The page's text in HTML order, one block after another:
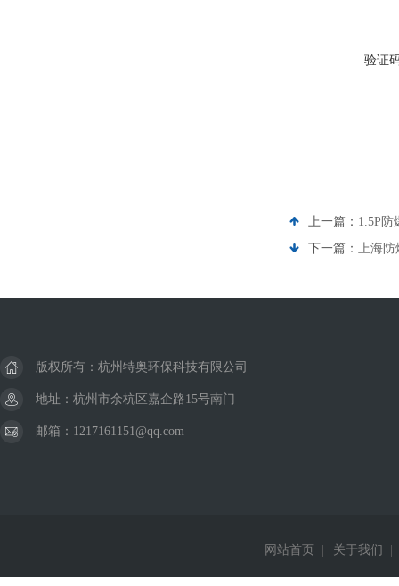
验证
上一篇： 1.5P防
下一篇： 上海防
版权所有：杭州特奥环保科技有限公司
地址：杭州市余杭区嘉企路15号南门
邮箱：1217161151@qq.com
网站首页 关于我们